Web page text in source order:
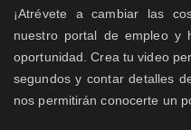
¡Atrévete a cambiar las
nuestro portal de empleo
oportunidad. Crea tu video
segundos y contar detalles
nos permitirán conocerte un